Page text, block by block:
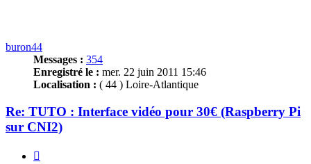
buron44
Messages : 354
Enregistré le : mer. 22 juin 2011 15:46
Localisation : ( 44 ) Loire-Atlantique
Re: TUTO : Interface vidéo pour 30€ (Raspberry Pi
sur CNI2)